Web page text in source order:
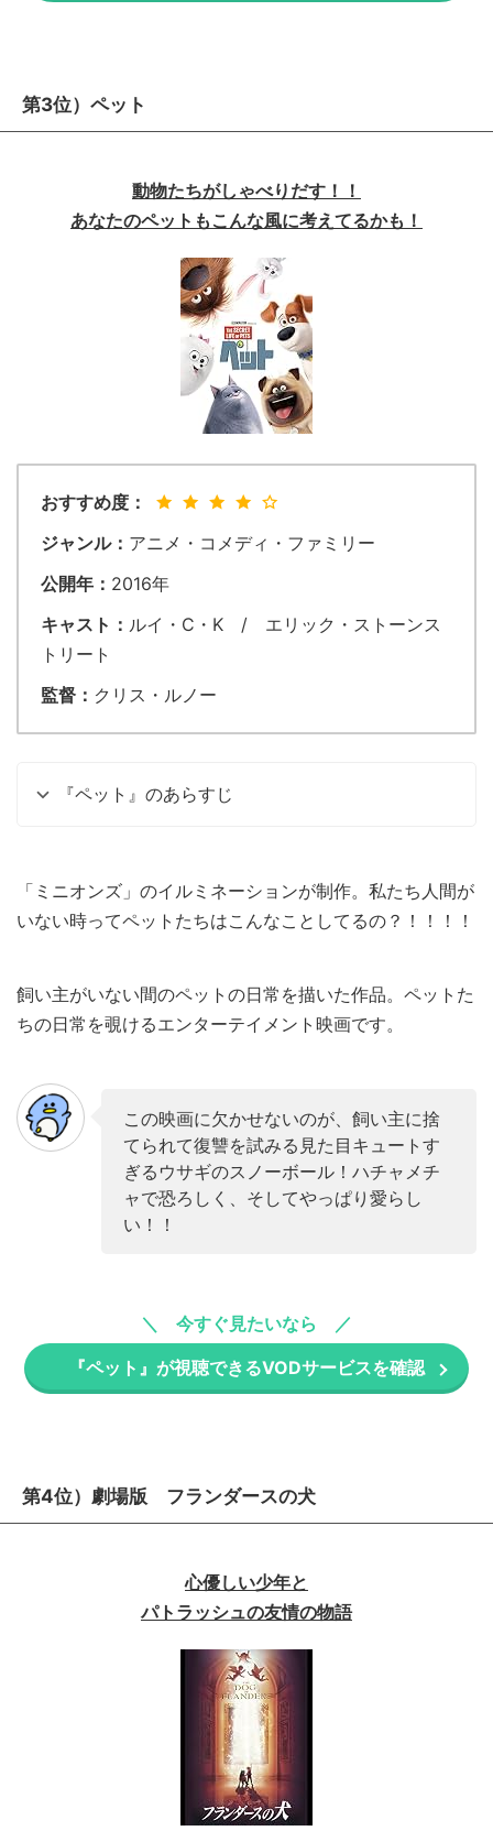
第3位）ペット
動物たちがしゃべりだす！！
あなたのペットもこんな風に考えてるかも！
おすすめ度：
ジャンル： アニメ・コメディ・ファミリー
公開年： 2016年
キャスト： ルイ・C・K / エリック・ストーンス
トリート
監督： クリス・ルノー
『ペット』のあらすじ
「ミニオンズ」のイルミネーションが制作。私たち人間が
いない時ってペットたちはこんなことしてるの？！！！！
飼い主がいない間のペットの日常を描いた作品。ペットた
ちの日常を覗けるエンターテイメント映画です。
この映画に欠かせないのが、飼い主に捨
てられて復讐を試みる見た目キュートす
ぎるウサギのスノーボール！ハチャメチ
ャで恐ろしく、そしてやっぱり愛らし
い！！
今すぐ見たいなら
『ペット』が視聴できるVODサービスを確認
第4位）劇場版 フランダースの犬
心優しい少年と
パトラッシュの友情の物語